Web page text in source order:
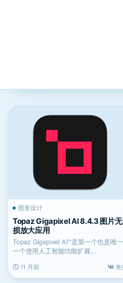
图形设计
Topaz Gigapixel AI 8.4.3 图片无
损放大应用
Topaz Gigapixel AI™是第一个也是唯一
一个使用人工智能功能扩展...
11 月前 免